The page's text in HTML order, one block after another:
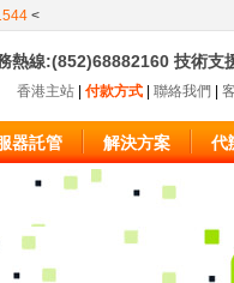
<
熱線:(852)68882160 技術支
香港主站 付款方式 聯絡我們
器託管 解決方案 代